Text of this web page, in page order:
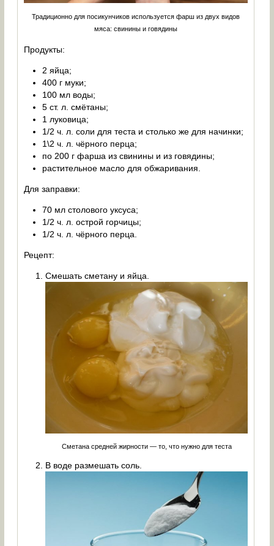
Традиционно для посикунчиков используется фарш из двух видов
мяса: свинины и говядины
Продукты:
2 яйца;
400 г муки;
100 мл воды;
5 ст. л. смётаны;
1 луковица;
1/2 ч. л. соли для теста и столько же для начинки;
1\2 ч. л. чёрного перца;
по 200 г фарша из свинины и из говядины;
растительное масло для обжаривания.
Для заправки:
70 мл столового уксуса;
1/2 ч. л. острой горчицы;
1/2 ч. л. чёрного перца.
Рецепт:
Смешать сметану и яйца.
Сметана средней жирности — то, что нужно для теста
В воде размешать соль.